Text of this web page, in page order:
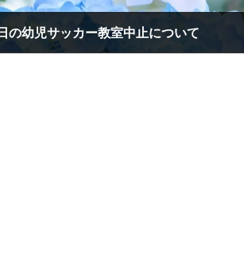
の幼児サッカー教室中止について